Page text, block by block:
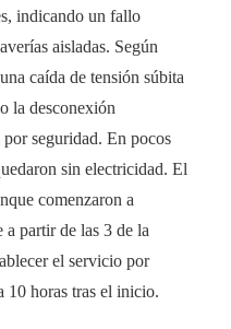
indicando un fallo
aisladas. Según
caída de tensión súbita
la desconexión
seguridad. En pocos
sin electricidad. El
comenzaron a
a partir de las 3 de la
el servicio por
10 horas tras el inicio​.